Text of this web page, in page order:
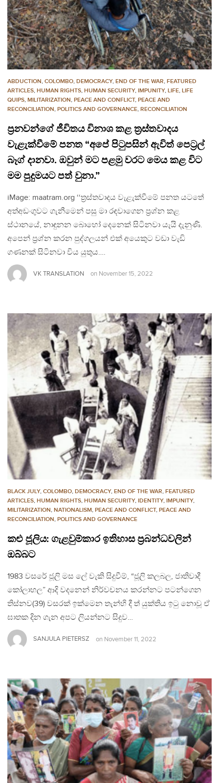
ABDUCTION, COLOMBO, DEMOCRACY, END OF THE WAR, FEATURED
ARTICLES, HUMAN RIGHTS, HUMAN SECURITY, IMPUNITY, LIFE, LIFE
QUIPS, MILITARIZATION, PEACE AND CONFLICT, PEACE AND
RECONCILIATION, POLITICS AND GOVERNANCE, RECONCILIATION
ප්‍රනවන්ගේ ජීවිතය විනාශ කළ ත්‍රස්තවාදය
වැළැක්වීමේ පනත “අපේ පිටුපසින් ඇවිත් පෙට්‍රල්
බෑග් දානවා. ඔවුන් මට පළමු වරට මෙය කළ විට
මම පුදුමයට පත් වුනා.”
iMage: maatram.org ‘‘ත්‍රස්තවාදය වැළැක්වීමේ පනත යටතේ
අත්අඩංගුවට ගැනීමෙන් පසු මා රඳවාගෙන ප්‍රශ්න කළ
ස්ථානයේ, නාඳුනන බොහෝ දෙනෙක් සිටිනවා යැයි දැනුණි.
අපෙන් ප්‍රශ්න කරන පුද්ගලයන් එක් අයෙකුට වඩා වැඩි
ගණනක් සිටිනවා විය යුතුය….
VK TRANSLATION on November 15, 2022
BLACK JULY, COLOMBO, DEMOCRACY, END OF THE WAR, FEATURED
ARTICLES, HUMAN RIGHTS, HUMAN SECURITY, IDENTITY, IMPUNITY,
MILITARIZATION, NATIONALISM, PEACE AND CONFLICT, PEACE AND
RECONCILIATION, POLITICS AND GOVERNANCE
කළු ජූලිය: ගැළවුම්කාර ඉතිහාස ප්‍රබන්ධවලින්
ඔබ්බට
1983 වසරේ ජූලි මස ලේ වැකි සිදුවීම්, “ජූලි කලබල, ජාතිවාදී
කෝලාහල” ආදි වදනෙන් නිර්වචනය කරන්නට පටන්ගෙන
තිස්නව(39) වසරක් ඉක්මෙන තැන්හි දී ත් යුක්තිය ඉටු නොවූ ඒ
ඝාතක දින ගැන අපට ලියන්නට සිදුව…
SANJULA PIETERSZ on November 11, 2022